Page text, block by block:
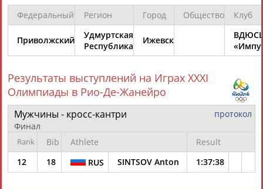
Федеральный Регион Город Общество Клуб
Приволжский
Удмуртская
Республика
Ижевск
Результаты выступлений на Играх XXXI
Олимпиады в Рио-Де-Жанейро
протокол
Мужчины - кросс-кантри
Финал
Rank Bib Athlete
Result
12
18 RUS SINTSOV Anton 1:37:38